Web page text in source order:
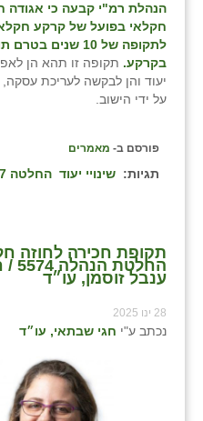
הנהלת רמ"י קבעה כי אגודה
חקלאי בפועל של קרקע
לתקופה של 10
בקרקע. תקופה זו תהא הן
יעוד והן לבקשה לעריכת
על ידי הישוב.
פורסם ב- מאמרים
תגיות: שינויי יעוד החלטה 5587
תקופת חכירה לחוזה
ענבל זוסמן, עו״ד
28 ינו 2025
נכתב ע"י חגי שבתאי, עו״ד